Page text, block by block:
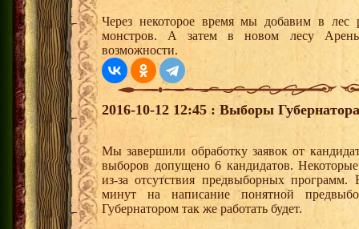
Через некоторое время мы добавим в лес
монстров. А затем в новом лесу
возможности.
2016-10-12 12:45 : Выборы
Мы завершили обработку заявок от
выборов допущено 6 кандидатов.
из-за отсутствия предвыборных
минут на написание понятной
Губернатором так же работать будет.